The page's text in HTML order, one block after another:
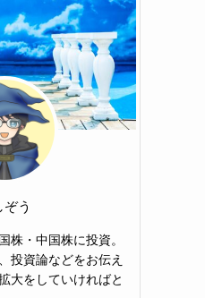
ぞう
株・中国株に投資。
投資論などをお伝え
大をしていければと